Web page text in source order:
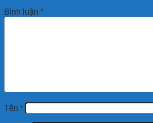
Bình luận *
Tên *